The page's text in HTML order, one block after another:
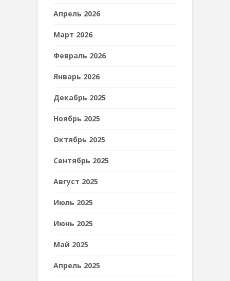
Апрель 2026
Март 2026
Февраль 2026
Январь 2026
Декабрь 2025
Ноябрь 2025
Октябрь 2025
Сентябрь 2025
Август 2025
Июль 2025
Июнь 2025
Май 2025
Апрель 2025